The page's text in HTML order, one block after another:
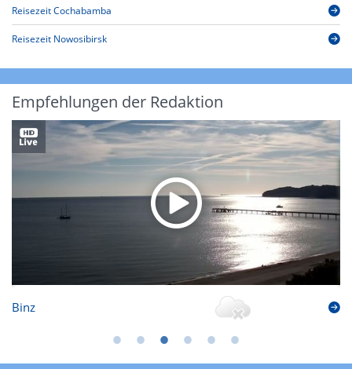
Reisezeit Cochabamba
Reisezeit Nowosibirsk
Empfehlungen der Redaktion
Binz